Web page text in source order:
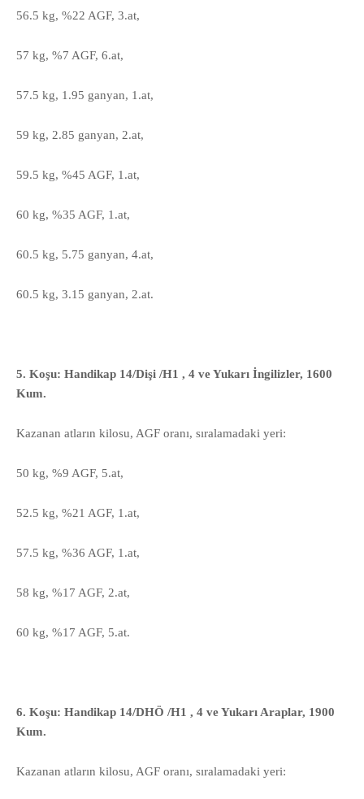
56.5 kg, %22 AGF, 3.at,
57 kg, %7 AGF, 6.at,
57.5 kg, 1.95 ganyan, 1.at,
59 kg, 2.85 ganyan, 2.at,
59.5 kg, %45 AGF, 1.at,
60 kg, %35 AGF, 1.at,
60.5 kg, 5.75 ganyan, 4.at,
60.5 kg, 3.15 ganyan, 2.at.
5. Koşu: Handikap 14/Dişi /H1 , 4 ve Yukarı İngilizler, 1600
Kum.
Kazanan atların kilosu, AGF oranı, sıralamadaki yeri:
50 kg, %9 AGF, 5.at,
52.5 kg, %21 AGF, 1.at,
57.5 kg, %36 AGF, 1.at,
58 kg, %17 AGF, 2.at,
60 kg, %17 AGF, 5.at.
6. Koşu: Handikap 14/DHÖ /H1 , 4 ve Yukarı Araplar, 1900
Kum.
Kazanan atların kilosu, AGF oranı, sıralamadaki yeri: